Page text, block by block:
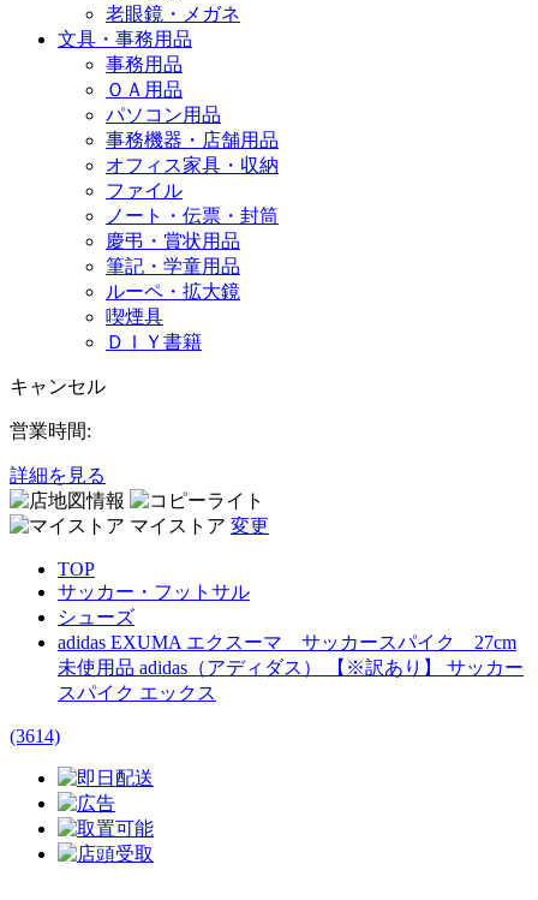
老眼鏡・メガネ
文具・事務用品
事務用品
ＯＡ用品
パソコン用品
事務機器・店舗用品
オフィス家具・収納
ファイル
ノート・伝票・封筒
慶弔・賞状用品
筆記・学童用品
ルーペ・拡大鏡
喫煙具
ＤＩＹ書籍
キャンセル
営業時間:
詳細を見る
マイストア 変更
TOP
サッカー・フットサル
シューズ
adidas EXUMA エクスーマ サッカースパイク 27cm
未使用品 adidas（アディダス） 【※訳あり】 サッカー
スパイク エックス
(3614)